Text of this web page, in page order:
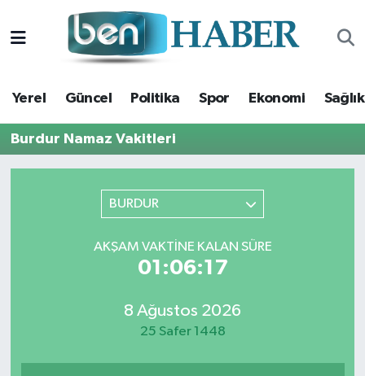
Yerel Güncel Politika Spor Ekonomi Sağlık
Burdur Namaz Vakitleri
BURDUR
AKŞAM VAKTINE KALAN SÜRE
01:06:16
8 Ağustos 2026
25 Safer 1448
Yerel
Güncel
Politika
Hava Durumu
Trafik Durumu
Süper Lig Puan Durumu ve Fikstür